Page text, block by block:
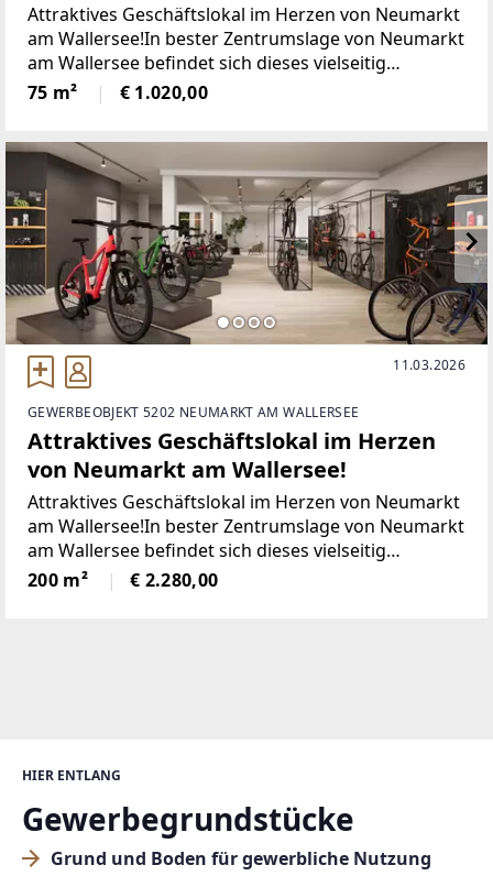
HIER ENTLANG
Gewerbegrundstücke
Grund und Boden für gewerbliche Nutzung
Attraktives Geschäftslokal im Herzen von Neumarkt
am Wallersee!In bester Zentrumslage von Neumarkt
am Wallersee befindet sich dieses vielseitig
nutzbare Geschäftslokal in der Hauptstraße 36. Die
Liegenschaft bietet eine ausgezeichnete
75 m² € 1.020,00
11.03.2026
GEWERBEOBJEKT 5202 NEUMARKT AM WALLERSEE
Attraktives Geschäftslokal im Herzen
von Neumarkt am Wallersee!
Attraktives Geschäftslokal im Herzen von Neumarkt
am Wallersee!In bester Zentrumslage von Neumarkt
am Wallersee befindet sich dieses vielseitig
nutzbare Geschäftslokal in der Hauptstraße 36. Die
Liegenschaft bietet eine ausgezeichnete
200 m² € 2.280,00